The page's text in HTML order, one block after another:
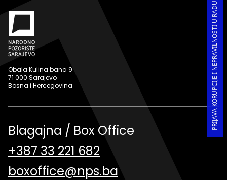
PRIJAVA KORUPCIJE I NEPRAVILNOSTI U RADU
Obala Kulina bana 9
71 000 Sarajevo
Bosna i Hercegovina
Blagajna / Box Office
+387 33 221 682
boxoffice@nps.ba